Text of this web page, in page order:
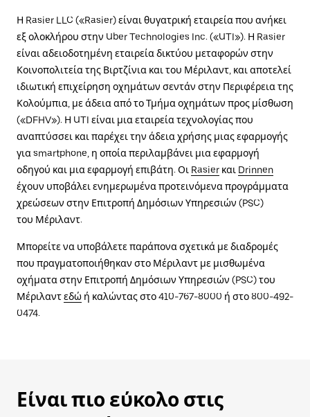
Η Rasier LLC («Rasier) είναι θυγατρική εταιρεία που ανήκει
εξ ολοκλήρου στην Uber Technologies Inc. («UTI»). Η Rasier
είναι αδειοδοτημένη εταιρεία δικτύου μεταφορών στην
Κοινοπολιτεία της Βιρτζίνια και του Μέριλαντ, και αποτελεί
ιδιωτική επιχείρηση οχημάτων σεντάν στην Περιφέρεια της
Κολούμπια, με άδεια από το Τμήμα οχημάτων προς μίσθωση
(«DFHV»). Η UTI είναι μια εταιρεία τεχνολογίας που
αναπτύσσει και παρέχει την άδεια χρήσης μιας εφαρμογής
για smartphone, η οποία περιλαμβάνει μια εφαρμογή
οδηγού και μια εφαρμογή επιβάτη. Οι Rasier και Drinnen
έχουν υποβάλει ενημερωμένα προτεινόμενα προγράμματα
χρεώσεων στην Επιτροπή Δημόσιων Υπηρεσιών (PSC)
του Μέριλαντ.
Μπορείτε να υποβάλετε παράπονα σχετικά με διαδρομές
που πραγματοποιήθηκαν στο Μέριλαντ με μισθωμένα
οχήματα στην Επιτροπή Δημόσιων Υπηρεσιών (PSC) του
Μέριλαντεδώ ή καλώντας στο 410-767-8000 ή στο 800-492-
0474.
Είναι πιο εύκολο στις